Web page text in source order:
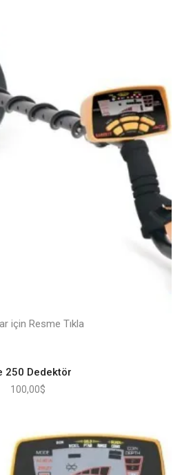
için Resme Tıkla
250 Dedektör
100,00$